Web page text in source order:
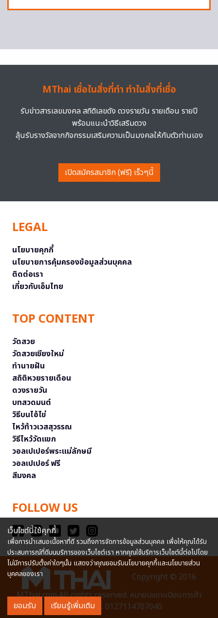
MThai เชื่อในสิ่งที่ทำ ทำในสิ่งที่เชื่อ
รับข่าวสารเลขมงคล สถิติเลขดัง ดวงรายวัน รายเดือน รายปี
พร้อมแนะนำวิธีเสริมดวง
ลุ้นรับรางวัลจากกิจกรรมเสริมความเป็นมงคลให้กับตัวท่านเอง
เปิดสมัครสมาชิก (ฟรี) เร็วๆนี้
LEGAL
นโยบายคุกกี้
นโยบายการคุ้มครองข้อมูลส่วนบุคคล
ติดต่อเรา
เกี่ยวกับเอ็มไทย
TOP CONTENT
วัดสวย
วัดสวยเชียงใหม่
ทำนายฝัน
สถิติหวยรายเดือน
ดวงรายวัน
บทสวดมนต์
วิธีบนไอ้ไข่
ไหว้ท้าวเวสสุวรรณ
วิธีไหว้วัดแขก
วอลเปเปอร์พระแม่ลักษมี
วอลเปเปอร์ ฟรี
สีมงคล
FOLLOW US
Copyright © 2016
MThai.com All rights reserved. หมายเลขทะเบียนการค้า
อิเล็กทรอนิกส์ : 0127114707040
เว็บไซต์นี้ใช้คุกกี้
เพื่อการนำเสนอเนื้อหาที่ดี รวมถึงการจัดการข้อมูลส่วนบุคคล เพื่อให้คุณได้รับ
ประสบการณ์ที่ดีบนบริการของเว็บไซต์เรา หากคุณใช้บริการเว็บไซต์นี้ต่อไปโดย
ไม่มีการปรับตั้งค่าใดๆนั้น แสดงว่าคุณยอมรับนโยบายคุกกี้และนโยบายส่วน
บุคคลของเรา
ยอมรับ เรียนรู้เพิ่มเติม